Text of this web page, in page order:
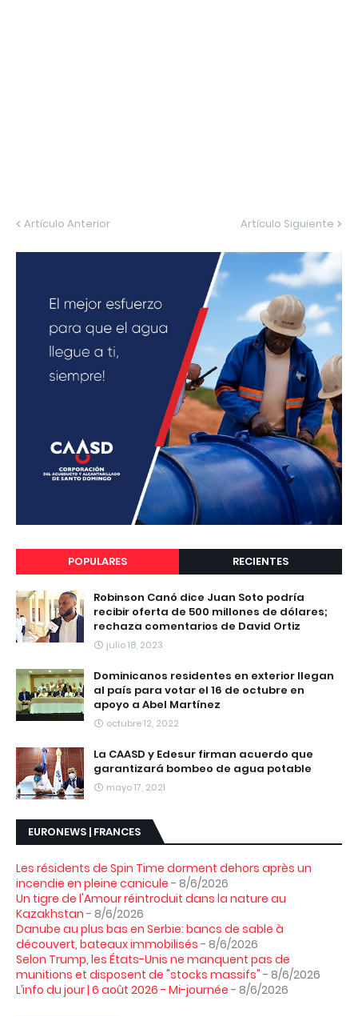
Artículo Anterior Artículo Siguiente
POPULARES RECIENTES
Robinson Canó dice Juan Soto podría
recibir oferta de 500 millones de dólares;
rechaza comentarios de David Ortiz
julio 18, 2023
Dominicanos residentes en exterior llegan
al país para votar el 16 de octubre en
apoyo a Abel Martínez
octubre 12, 2022
La CAASD y Edesur firman acuerdo que
garantizará bombeo de agua potable
mayo 17, 2021
EURONEWS | FRANCES
Les résidents de Spin Time dorment dehors après un
incendie en pleine canicule - 8/6/2026
Un tigre de l'Amour réintroduit dans la nature au
Kazakhstan - 8/6/2026
Danube au plus bas en Serbie: bancs de sable à
découvert, bateaux immobilisés - 8/6/2026
Selon Trump, les États-Unis ne manquent pas de
munitions et disposent de "stocks massifs" - 8/6/2026
L’info du jour | 6 août 2026 - Mi-journée - 8/6/2026